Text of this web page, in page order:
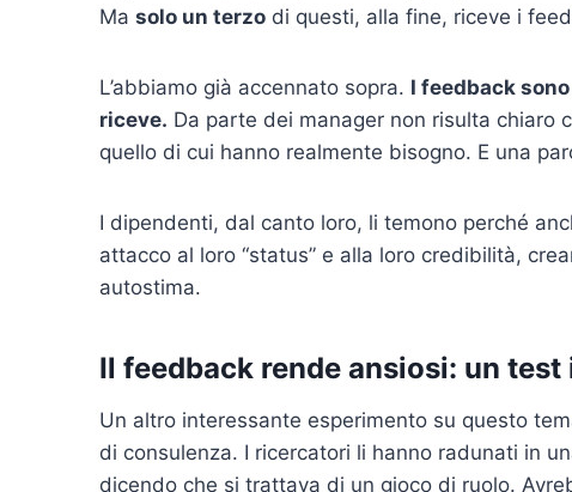
Ma solo un terzo di questi, alla fine, riceve i
L’abbiamo già accennato sopra. I feedback
riceve. Da parte dei manager non risulta chiaro
quello di cui hanno realmente bisogno. E una
I dipendenti, dal canto loro, li temono perché
attacco al loro “status” e alla loro credibilità,
autostima.
Il feedback rende ansiosi: un
Un altro interessante esperimento su questo
di consulenza. I ricercatori li hanno radunati in
dicendo che si trattava di un gioco di ruolo.